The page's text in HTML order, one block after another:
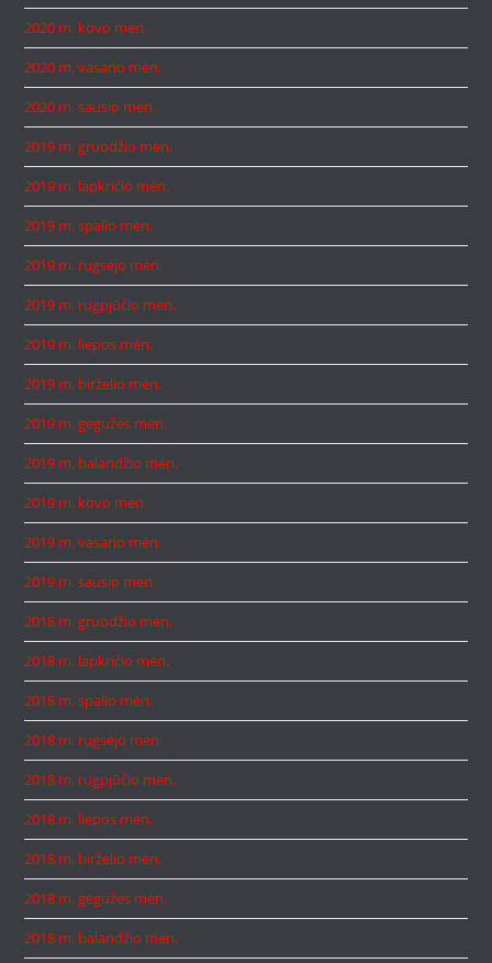
2020 m. kovo mėn.
2020 m. vasario mėn.
2020 m. sausio mėn.
2019 m. gruodžio mėn.
2019 m. lapkričio mėn.
2019 m. spalio mėn.
2019 m. rugsėjo mėn.
2019 m. rugpjūčio mėn.
2019 m. liepos mėn.
2019 m. birželio mėn.
2019 m. gegužės mėn.
2019 m. balandžio mėn.
2019 m. kovo mėn.
2019 m. vasario mėn.
2019 m. sausio mėn.
2018 m. gruodžio mėn.
2018 m. lapkričio mėn.
2018 m. spalio mėn.
2018 m. rugsėjo mėn.
2018 m. rugpjūčio mėn.
2018 m. liepos mėn.
2018 m. birželio mėn.
2018 m. gegužės mėn.
2018 m. balandžio mėn.